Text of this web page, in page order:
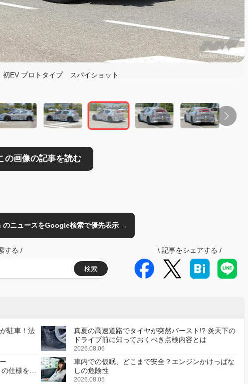
EV プロトタイプ スパイショット
事を読む
ニュースをGoogle検索で優先表示→
する /
検索
\ 記事をシェアする /
駐車！法
真夏の高速道路でタイヤが突然バースト!? 炎天下の
ドライブ前に知っておくべき点検内容とは
2026.08.06
仕様を変
車内での仮眠、どこまで安全？エンジンかけっぱな
しの危険性
2026.08.05